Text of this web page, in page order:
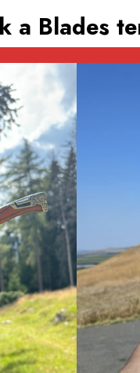
a Blades